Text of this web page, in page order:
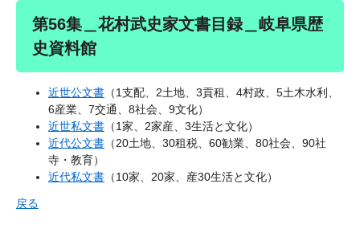
第56集＿花村武史家文書目録＿岐阜県歴
史資料館
近世公文書 （1支配、2土地、3貢租、4村政、5土木水利、
6産業、7交通、8社会、9文化）
近世私文書 （1家、2家産、3生活と文化）
近代公文書 （20土地、30租税、60勧業、80社会、90社
寺・教育）
近代私文書 （10家、20家、産30生活と文化）
戻る